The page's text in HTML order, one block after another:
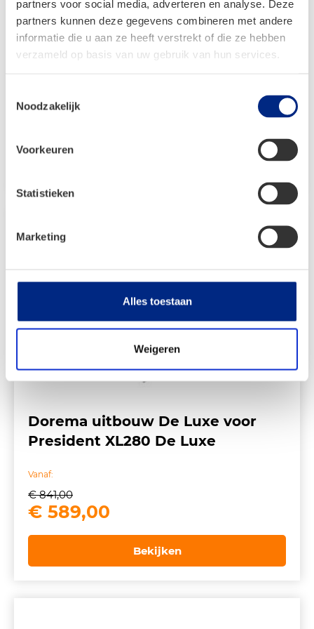
partners voor social media, adverteren en analyse. Deze
partners kunnen deze gegevens combineren met andere
informatie die u aan ze heeft verstrekt of die ze hebben
verzameld op basis van uw gebruik van hun services.
Noodzakelijk
Voorkeuren
Statistieken
Marketing
Alles toestaan
Weigeren
Dorema President XL280 De Luxe
€3.070,00
was:
Dorema uitbouw De Luxe voor
President XL280 De Luxe
Vanaf:
€841,00
Oorspronkelijke
€ 841,00.
€ 589,00
€ 589,00.
Bekijken